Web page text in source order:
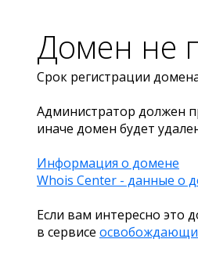
Домен не
Срок регистрации
Администратор должен
иначе домен будет
Информация о домене
Whois Center - данные о
Если вам интересно это
в сервисе